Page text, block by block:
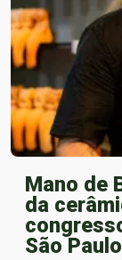
Mano de
da
São Paulo